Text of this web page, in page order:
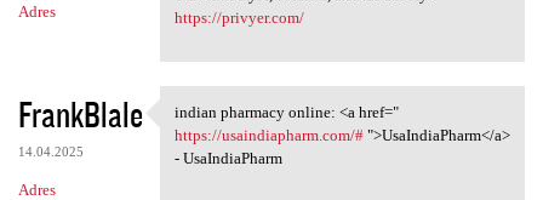
Adres
https://privyer.com/
FrankBlale
14.04.2025
Adres
indian pharmacy online: <a
indian pharmacy online: <a href="
https://usaindiapharm.com/#">UsaIndiaPharm</a>
- UsaIndiaPharm